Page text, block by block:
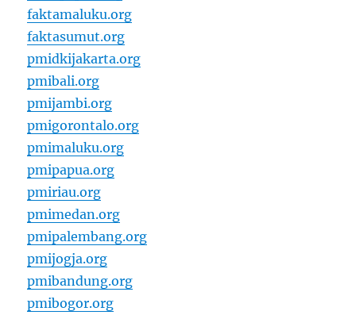
faktamaluku.org
faktasumut.org
pmidkijakarta.org
pmibali.org
pmijambi.org
pmigorontalo.org
pmimaluku.org
pmipapua.org
pmiriau.org
pmimedan.org
pmipalembang.org
pmijogja.org
pmibandung.org
pmibogor.org